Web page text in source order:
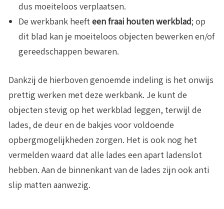
dus moeiteloos verplaatsen.
De werkbank heefteen fraai houten werkblad; op
dit blad kan je moeiteloos objecten bewerken en/of
gereedschappen bewaren.
Dankzij de hierboven genoemde indeling is het onwijs
prettig werken met deze werkbank. Je kunt de
objecten stevig op het werkblad leggen, terwijl de
lades, de deur en de bakjes voor voldoende
opbergmogelijkheden zorgen. Het is ook nog het
vermelden waard dat alle lades een apart ladenslot
hebben. Aan de binnenkant van de lades zijn ook anti
slip matten aanwezig.